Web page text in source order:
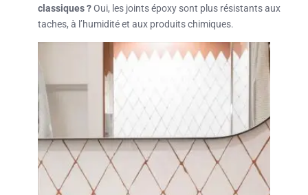
classiques ?Oui, les joints époxy sont plus résistants aux
taches, à l’humidité et aux produits chimiques.